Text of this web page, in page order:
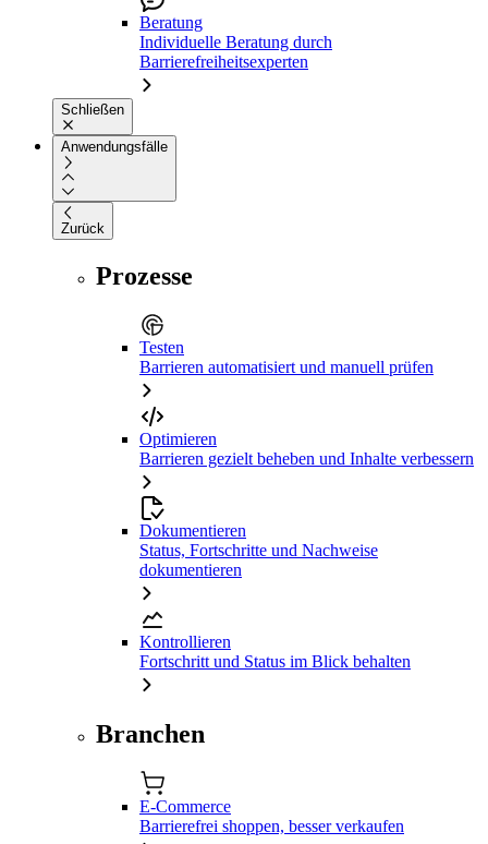
Beratung
Individuelle Beratung durch
Barrierefreiheitsexperten
Schließen
Anwendungsfälle
Zurück
Prozesse
Testen
Barrieren automatisiert und manuell prüfen
Optimieren
Barrieren gezielt beheben und Inhalte verbessern
Dokumentieren
Status, Fortschritte und Nachweise
dokumentieren
Kontrollieren
Fortschritt und Status im Blick behalten
Branchen
E-Commerce
Barrierefrei shoppen, besser verkaufen